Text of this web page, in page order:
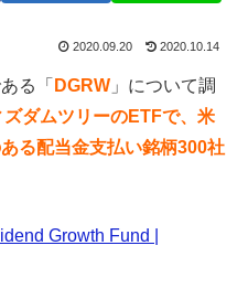
2020.09.20 2020.10.14
る「 DGRW 」について調
ズダムツリーのETFで、米
る配当金支払い銘柄300社
Growth Fund |